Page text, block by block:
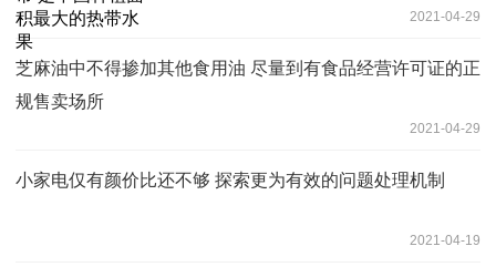
2021-04-29
芝麻油中不得掺加其他食用油 尽量到有食品经营许可证的正
规售卖场所
2021-04-29
小家电仅有颜价比还不够 探索更为有效的问题处理机制
2021-04-19